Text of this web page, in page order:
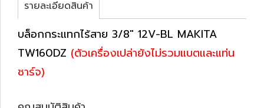
รายละเอียดสินค้า
บล็อกกระแทกไร้สาย 3/8" 12V-BL MAKITA
TW160DZ (ตัวเครื่องเปล่ายังไม่รวมแบตและแท่น
ชาร์จ)